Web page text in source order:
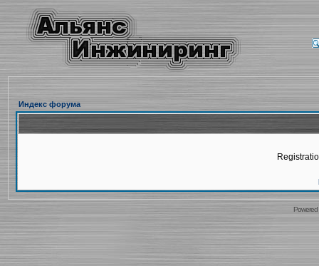
Индекс форума